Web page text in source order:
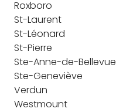
Roxboro
St-Laurent
St-Léonard
St-Pierre
Ste-Anne-de-Bellevue
Ste-Geneviève
Verdun
Westmount